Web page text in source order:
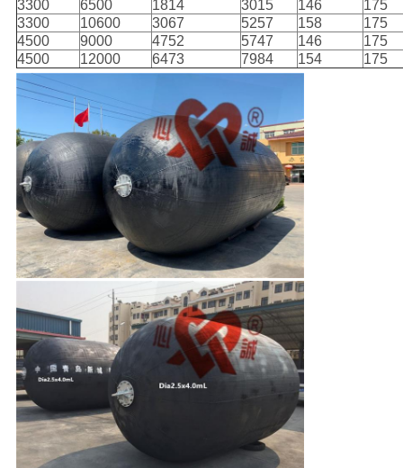
3300
6500 1814 3015 146
175
3300
10600 3067 5257 158
175
4500
9000 4752 5747 146
175
4500
12000 6473 7984 154 175